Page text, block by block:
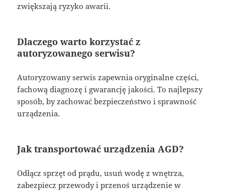
zwiększają ryzyko awarii.
Dlaczego warto korzystać z
autoryzowanego serwisu?
Autoryzowany serwis zapewnia oryginalne części,
fachową diagnozę i gwarancję jakości. To najlepszy
sposób, by zachować bezpieczeństwo i sprawność
urządzenia.
Jak transportować urządzenia AGD?
Odłącz sprzęt od prądu, usuń wodę z wnętrza,
zabezpiecz przewody i przenoś urządzenie w